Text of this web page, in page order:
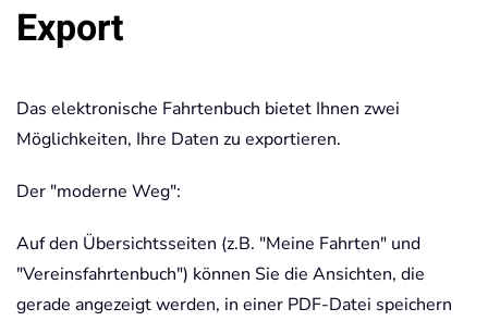
Export
Das elektronische Fahrtenbuch bietet Ihnen zwei
Möglichkeiten, Ihre Daten zu exportieren.
Der "moderne Weg":
Auf den Übersichtsseiten (z.B. "Meine Fahrten" und
"Vereinsfahrtenbuch") können Sie die Ansichten, die
gerade angezeigt werden, in einer PDF-Datei speichern